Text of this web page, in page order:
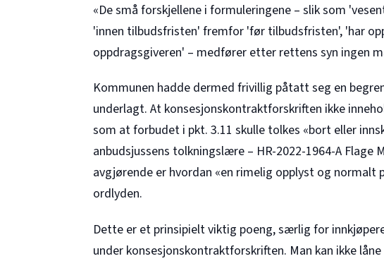
«De små forskjellene i formuleringene – slik som
'innen tilbudsfristen' fremfor 'før tilbudsfristen', 'har
oppdragsgiveren' – medfører etter rettens syn ingen
Kommunen hadde dermed frivillig påtatt seg en
underlagt. At konsesjonskontraktforskriften ikke
som at forbudet i pkt. 3.11 skulle tolkes «bort eller
anbudsjussens tolkningslære – HR-2022-1964-A Flage
avgjørende er hvordan «en rimelig opplyst og normalt
ordlyden.
Dette er et prinsipielt viktig poeng, særlig for
under konsesjonskontraktforskriften. Man kan ikke